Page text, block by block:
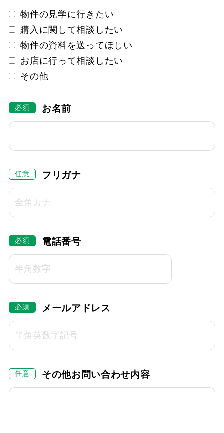
物件の見学に行きたい
購入に関して相談したい
物件の資料を送ってほしい
お店に行って相談したい
その他
お名前
フリガナ
電話番号
メールアドレス
その他お問い合わせ内容